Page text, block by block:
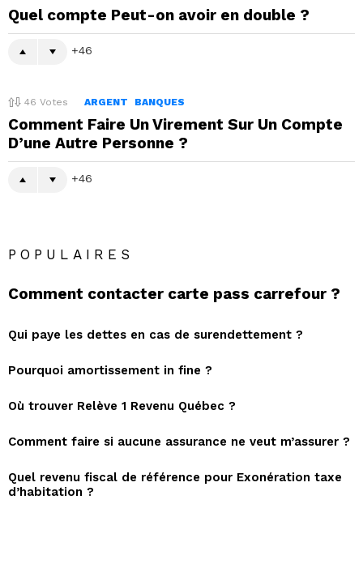
Quel compte Peut-on avoir en double ?
46
46 Votes ARGENT BANQUES
Comment Faire Un Virement Sur Un Compte
D’une Autre Personne ?
46
POPULAIRES
Comment contacter carte pass carrefour ?
Qui paye les dettes en cas de surendettement ?
Pourquoi amortissement in fine ?
Où trouver Relève 1 Revenu Québec ?
Comment faire si aucune assurance ne veut m’assurer ?
Quel revenu fiscal de référence pour Exonération taxe
d’habitation ?